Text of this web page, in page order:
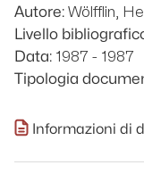
Autore: Wölfflin,
Livello
Data: 1987 - 1987
Tipologia
Informazioni di